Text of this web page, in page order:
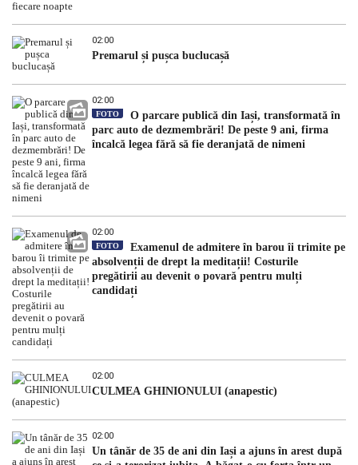
02:00
Premarul și pușca buclucașă
02:00
FOTO
O parcare publică din Iași, transformată în
parc auto de dezmembrări! De peste 9 ani, firma
încalcă legea fără să fie deranjată de nimeni
02:00
FOTO
Examenul de admitere în barou îi trimite pe
absolvenții de drept la meditații! Costurile
pregătirii au devenit o povară pentru mulți
candidați
02:00
CULMEA GHINIONULUI (anapestic)
02:00
Un tânăr de 35 de ani din Iași a ajuns în arest după